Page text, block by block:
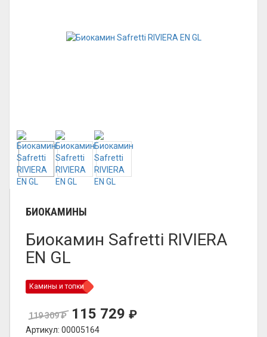
БИОКАМИНЫ
Биокамин Safretti RIVIERA
EN GL
Камины и топки
119 309₽ 115 729 ₽
Артикул: 00005164